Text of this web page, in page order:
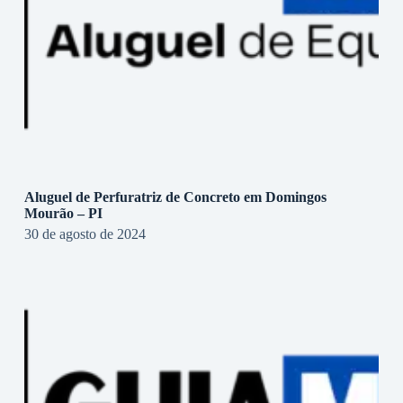
Aluguel de Perfuratriz de Concreto em Domingos
Mourão – PI
30 de agosto de 2024